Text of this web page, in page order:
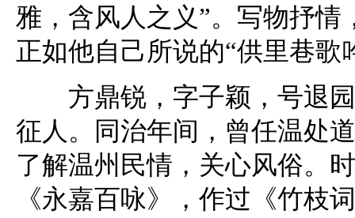
雅，含风人之义”。写物抒
正如他自己所说的“供里巷歌
方鼎锐，字子颖，号退园
征人。同治年间，曾任温处
了解温州民情，关心风俗。
《永嘉百咏》，作过《竹枝